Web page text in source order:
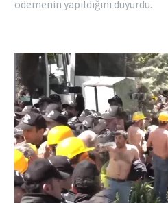
ödemenin yapıldığını duyurdu.